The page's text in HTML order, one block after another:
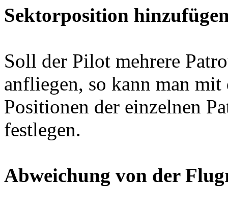
Sektorposition
Soll der Pilot mehrere
anfliegen, so kann man
Positionen der einzelnen
festlegen.
Abweichung von der